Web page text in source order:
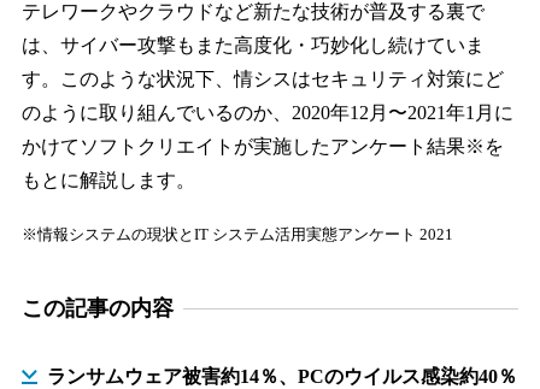
テレワークやクラウドなど新たな技術が普及する裏で
は、サイバー攻撃もまた高度化・巧妙化し続けていま
す。このような状況下、情シスはセキュリティ対策にど
のように取り組んでいるのか、2020年12月〜2021年1月に
かけてソフトクリエイトが実施したアンケート結果※を
もとに解説します。
※情報システムの現状とIT システム活用実態アンケート 2021
この記事の内容
ランサムウェア被害約14％、PCのウイルス感染約40％